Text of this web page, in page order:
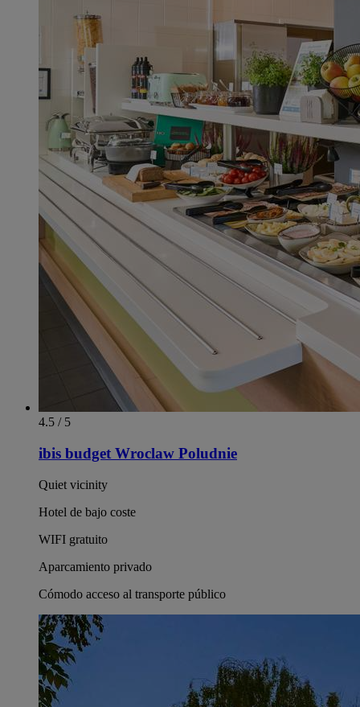
4.5 / 5
ibis budget Wroclaw Poludnie
Quiet vicinity
Hotel de bajo coste
WIFI gratuito
Aparcamiento privado
Cómodo acceso al transporte público